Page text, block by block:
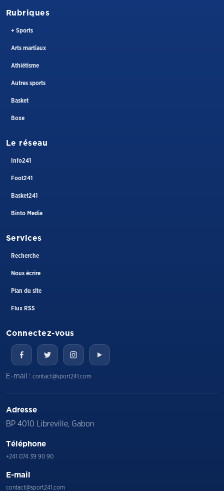
Rubriques
+ Sports
Arts martiaux
Athlétisme
Autres sports
Basket
Boxe
Le réseau
Info241
Foot241
Basket241
Binto Media
Services
Recherche
Nous écrire
Plan du site
Flux RSS
Connectez-vous
E-mail : contact@sport241.com
Adresse
BP 4010 Libreville, Gabon
Téléphone
+241 074 39 90 90
E-mail
contact@sport241.com